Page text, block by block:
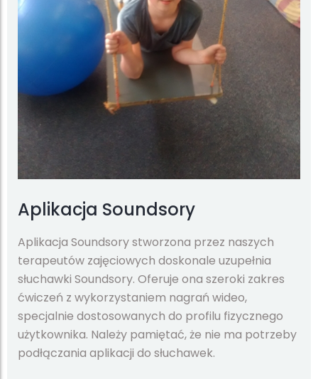
Aplikacja Soundsory
Aplikacja Soundsory stworzona przez naszych
terapeutów zajęciowych doskonale uzupełnia
słuchawki Soundsory. Oferuje ona szeroki zakres
ćwiczeń z wykorzystaniem nagrań wideo,
specjalnie dostosowanych do profilu fizycznego
użytkownika. Należy pamiętać, że nie ma potrzeby
podłączania aplikacji do słuchawek.